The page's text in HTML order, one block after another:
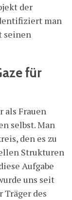
der
man
seinen
für
als Frauen
selbst. Man
den es zu
Strukturen
Aufgabe
uns seit
des